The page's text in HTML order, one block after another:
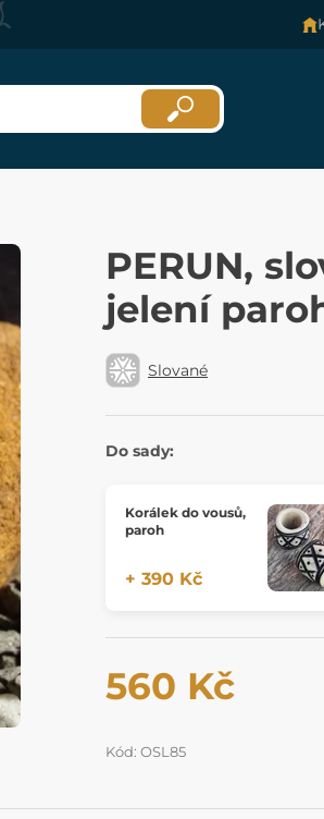
PERUN,
jelení
Slované
Do sady:
Korálek do vousů,
paroh
+ 390 Kč
560 Kč
Kód: OSL85